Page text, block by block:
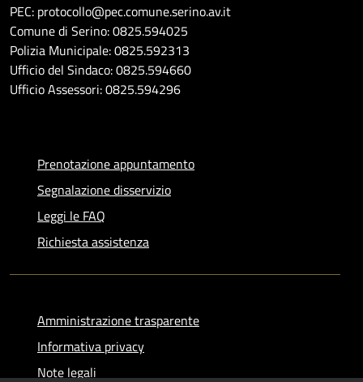
PEC: protocollo@pec.comune.serino.av.it
Comune di Serino: 0825.594025
Polizia Municipale: 0825.592313
Ufficio del Sindaco: 0825.594660
Ufficio Assessori: 0825.594296
Prenotazione appuntamento
Segnalazione disservizio
Leggi le FAQ
Richiesta assistenza
Amministrazione trasparente
Informativa privacy
Note legali